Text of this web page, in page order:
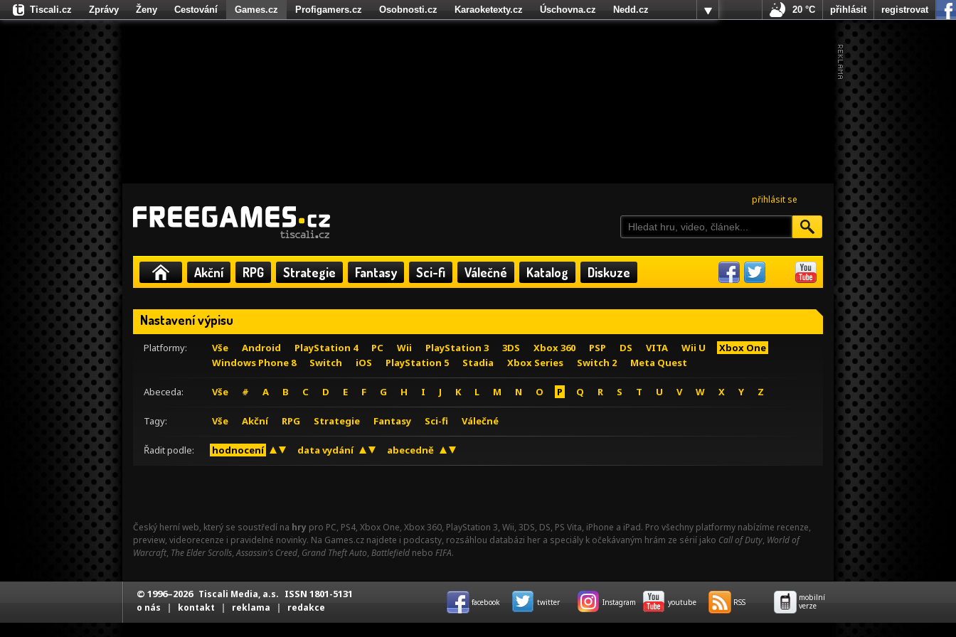
přihlásit se
Akční RPG Strategie Fantasy Sci-fi Válečné Katalog Diskuze
Nastavení výpisu
Platformy: Vše Android PlayStation 4 PC Wii PlayStation 3 3DS Xbox 360 PSP DS VITA Wii U
Xbox One
Windows Phone 8
Switch iOS PlayStation 5 Stadia Xbox Series Switch 2 Meta Quest
Abeceda: Vše # A B C D E F G H I J K L M N O P Q R S T U V W X Y Z
Tagy: Vše Akční RPG Strategie Fantasy Sci-fi Válečné
Řadit podle: hodnocení data vydání abecedně
Český herní web, který se soustředí na hry pro PC, PS4, Xbox One, Xbox 360, PlayStation 3, Wii, 3DS, DS, PS Vita, iPhone a iPad. Pro všechny platformy nabízíme recenze,
preview, videorecenze i pravidelné novinky. Na Games.cz najdete i podcasty, rozsáhlou databázi her a speciály k očekávaným hrám ze sérií jako Call of Duty, World of
Warcraft, The Elder Scrolls,Assassin's Creed, Grand Theft Auto, Battlefield nebo FIFA.
Tiscali.cz Zprávy Ženy Cestování Games.cz Profigamers.cz Osobnosti.cz Karaoketexty.cz Úschovna.cz
Nedd.cz
Fights.cz
20 °C přihlásit registrovat
© 1996–2026 Tiscali Media, a.s. ISSN 1801-5131
o nás | kontakt | reklama | redakce facebook twitter Instagram youtube RSS
mobilní
verze